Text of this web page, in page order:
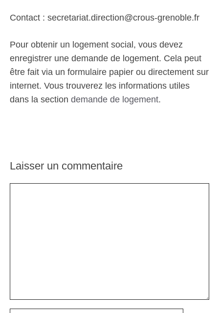
Contact : secretariat.direction@crous-grenoble.fr
Pour obtenir un logement social, vous devez
enregistrer une demande de logement. Cela peut
être fait via un formulaire papier ou directement sur
internet. Vous trouverez les informations utiles
dans la section demande de logement.
Laisser un commentaire